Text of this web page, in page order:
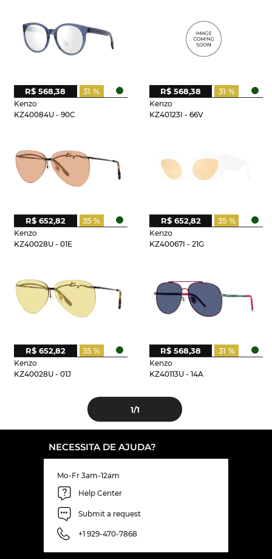
Kenzo
KZ40084U - 90C
31 %
R$ 568,38
Kenzo
KZ40123I - 66V
31 %
R$ 568,38
Kenzo
KZ40028U - 01E
35 %
R$ 652,82
Kenzo
KZ40067I - 21G
35 %
R$ 652,82
Kenzo
KZ40028U - 01J
35 %
R$ 652,82
Kenzo
KZ40113U - 14A
31 %
R$ 568,38
1/1
NECESSITA DE AJUDA?
Mo-Fr 3am-12am
Help Center
Submit a request
+1 929-470-7868